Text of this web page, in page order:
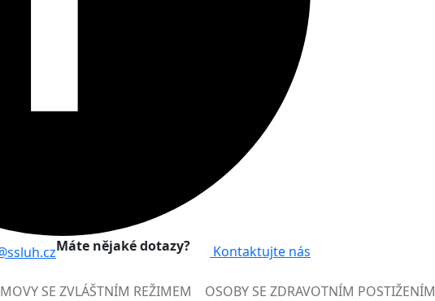
Máte nějaké dotazy? Kontaktujte nás
SE ZVLÁŠTNÍM REŽIMEM OSOBY SE ZDRAVOTNÍM POSTIŽENÍM